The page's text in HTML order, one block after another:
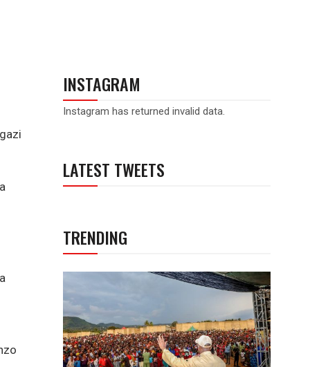
INSTAGRAM
Instagram has returned invalid data.
LATEST TWEETS
TRENDING